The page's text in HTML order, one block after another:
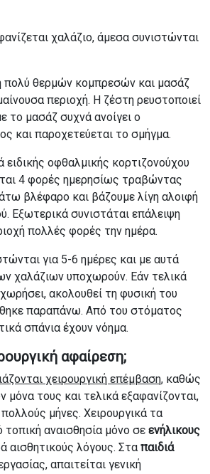
χαλάζιο, άμεσα συνιστώνται
πολύ θερμών κομπρεσών και μασάζ
περιοχή. Η ζέστη ρευστοποιεί
το μασάζ συχνά ανοίγει ο
και παροχετεύεται το σμήγμα.
ειδικής οφθαλμικής κορτιζονούχου
4 φορές ημερησίως τραβώντας
βλέφαρο και βάζουμε λίγη αλοιφή
Εξωτερικά συνιστάται επάλειψη
πολλές φορές την ημέρα.
για 5-6 ημέρες και με αυτά
χαλάζιων υποχωρούν. Εάν τελικά
ακολουθεί τη φυσική του
παραπάνω. Από του στόματος
σπάνια έχουν νόημα.
αφαίρεση;
χειρουργική επέμβαση, καθώς
τους και τελικά εξαφανίζονται,
μήνες. Χειρουργικά τα
αναισθησία μόνο σε ενήλικους
αισθητικούς λόγους. Στα παιδιά
απαιτείται γενική